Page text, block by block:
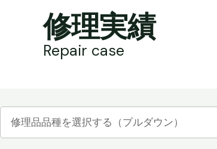
修理実績
Repair case